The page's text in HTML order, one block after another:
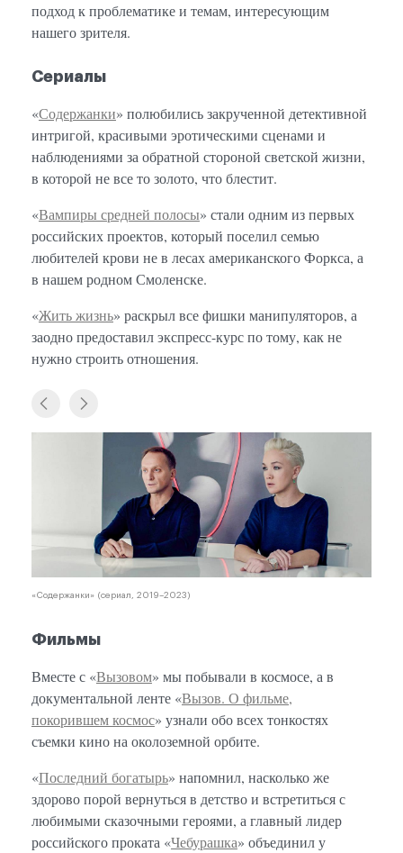
подход к проблематике и темам, интересующим
нашего зрителя.
Сериалы
«Содержанки» полюбились закрученной детективной
интригой, красивыми эротическими сценами и
наблюдениями за обратной стороной светской жизни,
в которой не все то золото, что блестит.
«Вампиры средней полосы» стали одним из первых
российских проектов, который поселил семью
любителей крови не в лесах американского Форкса, а
в нашем родном Смоленске.
«Жить жизнь» раскрыл все фишки манипуляторов, а
заодно предоставил экспресс-курс по тому, как не
нужно строить отношения.
«Содержанки» (сериал, 2019–2023)
Фильмы
Вместе с «Вызовом» мы побывали в космосе, а в
документальной ленте «Вызов. О фильме,
покорившем космос» узнали обо всех тонкостях
съемки кино на околоземной орбите.
«Последний богатырь» напомнил, насколько же
здорово порой вернуться в детство и встретиться с
любимыми сказочными героями, а главный лидер
российского проката «Чебурашка» объединил у